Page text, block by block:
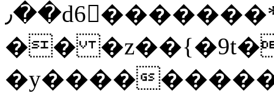
٫��d6򆧇�������*��[|^]oo���NW~zz>�X&�u�=K?
��
�y����